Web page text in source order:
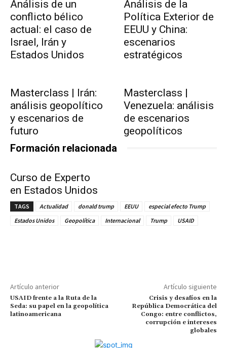
Análisis de un
conflicto bélico
actual: el caso de
Israel, Irán y
Estados Unidos
Análisis de la
Política Exterior de
EEUU y China:
escenarios
estratégicos
Masterclass | Irán:
análisis geopolítico
y escenarios de
futuro
Masterclass |
Venezuela: análisis
de escenarios
geopolíticos
Formación relacionada
Curso de Experto
en Estados Unidos
TAGS Actualidad donald trump EEUU
especial efecto Trump
Estados Unidos
Geopolítica Internacional Trump USAID
Artículo anterior
USAID frente a la Ruta de la
Seda: su papel en la geopolítica
latinoamericana
Artículo siguiente
Crisis y desafíos en la
República Democrática del
Congo: entre conflictos,
corrupción e intereses
globales